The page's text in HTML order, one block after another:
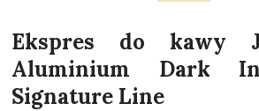
Ekspres do kawy
Aluminium Dark
Signature Line